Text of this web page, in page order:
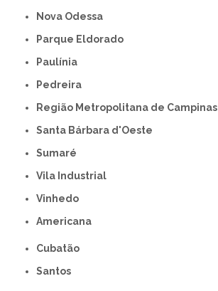
Nova Odessa
Parque Eldorado
Paulínia
Pedreira
Região Metropolitana de Campinas
Santa Bárbara d'Oeste
Sumaré
Vila Industrial
Vinhedo
americana
Cubatão
Santos